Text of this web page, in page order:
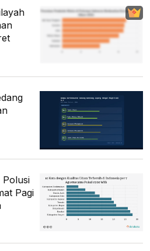
Polusi
Pagi